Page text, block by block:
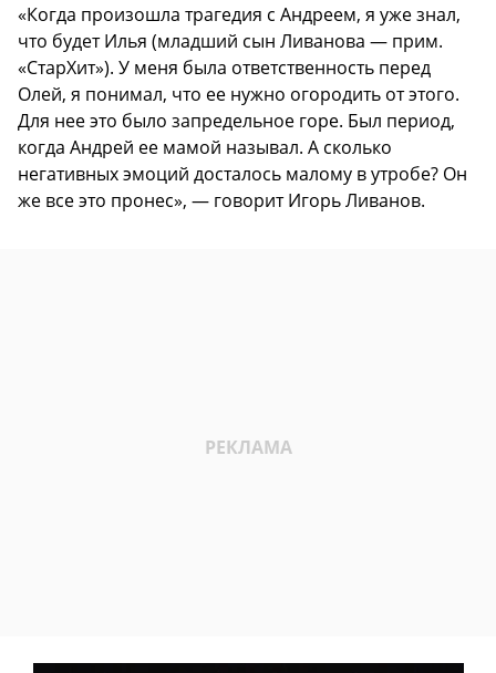
«Когда произошла трагедия с Андреем, я уже знал,
что будет Илья (младший сын Ливанова — прим.
«СтарХит»). У меня была ответственность перед
Олей, я понимал, что ее нужно огородить от этого.
Для нее это было запредельное горе. Был период,
когда Андрей ее мамой называл. А сколько
негативных эмоций досталось малому в утробе? Он
же все это пронес», — говорит Игорь Ливанов.